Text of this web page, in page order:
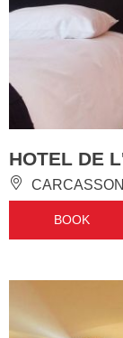
HOTEL DE
BOOK